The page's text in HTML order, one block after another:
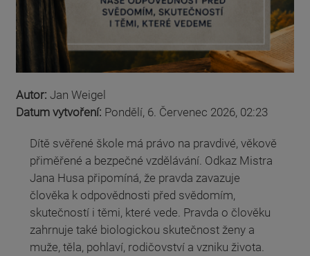
Autor: Jan Weigel
Datum vytvoření: Pondělí, 6. Červenec 2026, 02:23
Dítě svěřené škole má právo na pravdivé, věkově
přiměřené a bezpečné vzdělávání. Odkaz Mistra
Jana Husa připomíná, že pravda zavazuje
člověka k odpovědnosti před svědomím,
skutečností i těmi, které vede. Pravda o člověku
zahrnuje také biologickou skutečnost ženy a
muže, těla, pohlaví, rodičovství a vzniku života.